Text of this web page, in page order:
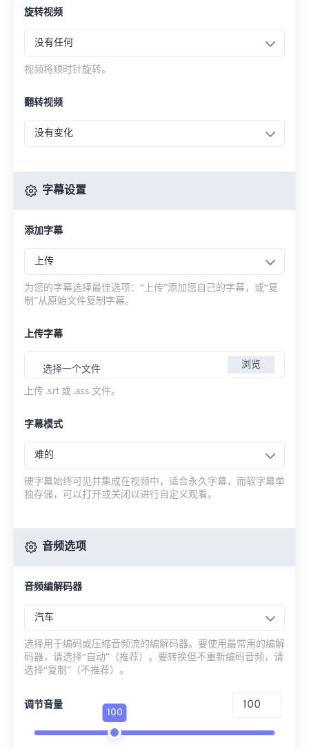
旋转视频
没有任何
视频将顺时针旋转。
翻转视频
没有变化
字幕设置
添加字幕
上传
为您的字幕选择最佳选项：“上传”添加您自己的字幕，或“复
制”从原始文件复制字幕。
上传字幕
选择一个文件 浏览
上传 .srt 或 .ass 文件。
字幕模式
难的
硬字幕始终可见并集成在视频中，适合永久字幕，而软字幕单
独存储，可以打开或关闭以进行自定义观看。
音频选项
音频编解码器
汽车
选择用于编码或压缩音频流的编解码器。要使用最常用的编解
码器，请选择“自动”（推荐）。要转换但不重新编码音频，请
选择“复制”（不推荐）。
调节音量
100